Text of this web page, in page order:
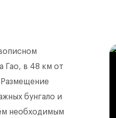
Гао, в 48 км от
бунгало и
необходимым